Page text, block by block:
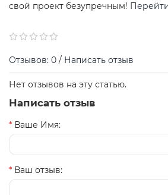
свой проект безупречным!
Отзывов: 0 / Написать отзыв
Нет отзывов на эту статью.
Написать отзыв
Ваше Имя:
Ваш отзыв: